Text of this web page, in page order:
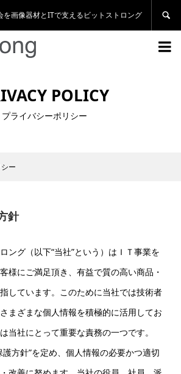
を画像器材とITで支えるビットストロング 

POLICY
プライバシーポリシー
ー
針
ング（以下“当社”という）はＩＴ事業を
様にご満足頂き、有益で質の高い商品・
しています。このために当社では技術者
まざまな個人情報を積極的に活用してお
当社にとって重要な責務の一つです。
護方針”を定め、個人情報の必要かつ適切